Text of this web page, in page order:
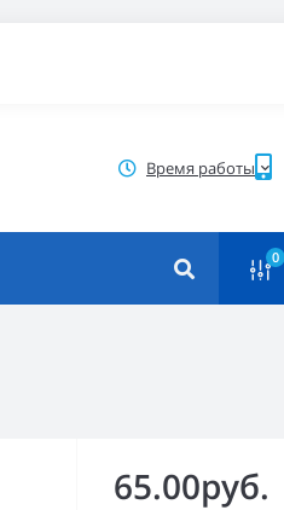
Время работы
0
65.00руб.